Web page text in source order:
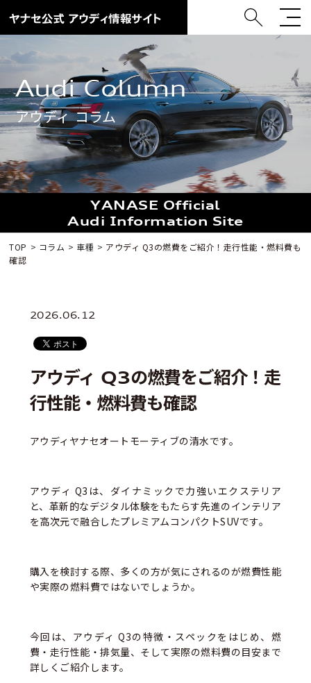
Audi Column
アウディ コラム
YANASE Official
Audi Information Site
TOP コラム 車種
アウディ Q3の燃費をご紹介！走行性能・燃料費も
確認
2026.06.12
アウディ Q3の燃費をご紹介！走
行性能・燃料費も確認
アウディヤナセオートモーティブの清水です。
アウディ Q3は、ダイナミックで力強いエクステリア
と、革新的なデジタル体験をもたらす先進のインテリア
を高次元で融合したプレミアムコンパクトSUVです。
購入を検討する際、多くの方が気にされるのが燃費性能
や実際の燃料費ではないでしょうか。
今回は、アウディ Q3の特徴・スペックをはじめ、燃
費・走行性能・排気量、そして実際の燃料費の目安まで
詳しくご紹介します。